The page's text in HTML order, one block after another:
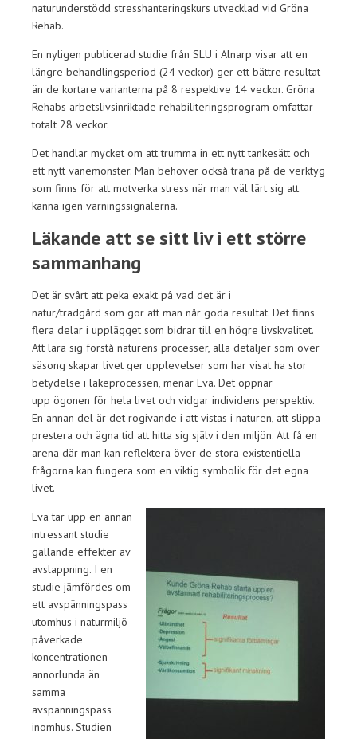
naturunderstödd stresshanteringskurs utvecklad vid Gröna
Rehab.
En nyligen publicerad studie från SLU i Alnarp visar att en
längre behandlingsperiod (24 veckor) ger ett bättre resultat
än de kortare varianterna på 8 respektive 14 veckor. Gröna
Rehabs arbetslivsinriktade rehabiliteringsprogram omfattar
totalt 28 veckor.
Det handlar mycket om att trumma in ett nytt tankesätt och
ett nytt vanemönster. Man behöver också träna på de verktyg
som finns för att motverka stress när man väl lärt sig att
känna igen varningssignalerna.
Läkande att se sitt liv i ett större
sammanhang
Det är svårt att peka exakt på vad det är i
natur/trädgård som gör att man når goda resultat. Det finns
flera delar i upplägget som bidrar till en högre livskvalitet.
Att lära sig förstå naturens processer, alla detaljer som över
säsong skapar livet ger upplevelser som har visat ha stor
betydelse i läkeprocessen, menar Eva. Det öppnar
upp ögonen för hela livet och vidgar individens perspektiv.
En annan del är det rogivande i att vistas i naturen, att slippa
prestera och ägna tid att hitta sig själv i den miljön. Att få en
arena där man kan reflektera över de stora existentiella
frågorna kan fungera som en viktig symbolik för det egna
livet.
Eva tar upp en annan
intressant studie
gällande effekter av
avslappning. I en
studie jämfördes om
ett avspänningspass
utomhus i naturmiljö
påverkade
koncentrationen
annorlunda än
samma
avspänningspass
inomhus. Studien